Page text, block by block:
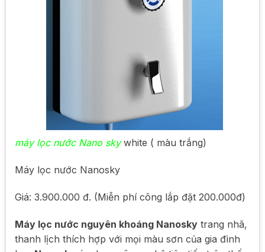
máy lọc nước Nano skywhite ( màu trắng)
Máy lọc nước Nanosky
Giá: 3.900.000 đ. (Miễn phí công lắp đặt 200.000đ)
Máy lọc nước nguyên khoáng Nanoskytrang nhã,
thanh lịch thích hợp với mọi màu sơn của gia đình